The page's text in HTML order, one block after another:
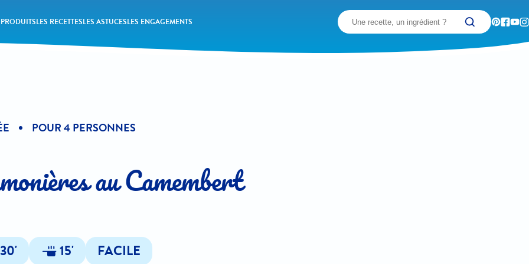
LES RECETTESLES ASTUCESLES ENGAGEMENTS Recherchez
POUR 4 PERSONNES
au Camembert
30' 15' FACILE